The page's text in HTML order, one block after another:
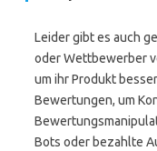
Leider gibt es auch
oder Wettbewerber
um ihr Produkt
Bewertungen, um
Bots oder bezahlte